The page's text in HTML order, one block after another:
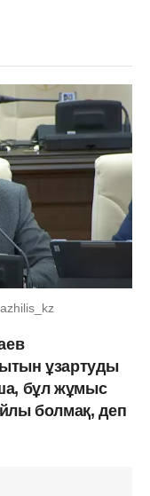
ұзартуды
бұл жұмыс
болмақ, деп